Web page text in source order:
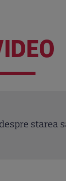
a făcut pe